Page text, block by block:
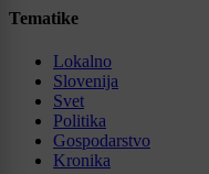
Tematike
Lokalno
Slovenija
Svet
Politika
Gospodarstvo
Kronika